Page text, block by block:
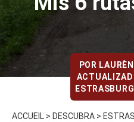
POR
ACCUEIL > DESCUBRA >